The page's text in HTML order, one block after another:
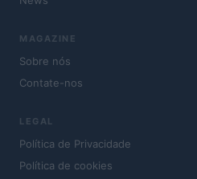
MAGAZINE
Sobre nós
Contate-nos
LEGAL
Política de Privacidade
Política de cookies